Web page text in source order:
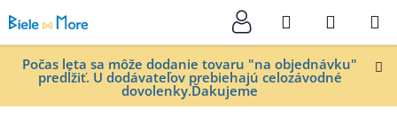
na
obsah
Počas leta sa môže dodanie tovaru "na objednávku"
predĺžiť. U dodávateľov prebiehajú celozávodné
dovolenky.Ďakujeme
Hľadať
KOŠÍK